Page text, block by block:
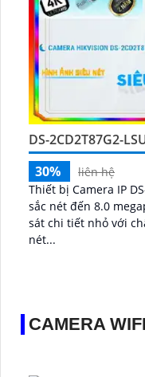
DS-2CD2T87G2-
30%
liên hệ
Thiết bị Camera IP
sắc nét đến 8.0
sát chi tiết nhỏ với
nét...
CAMERA